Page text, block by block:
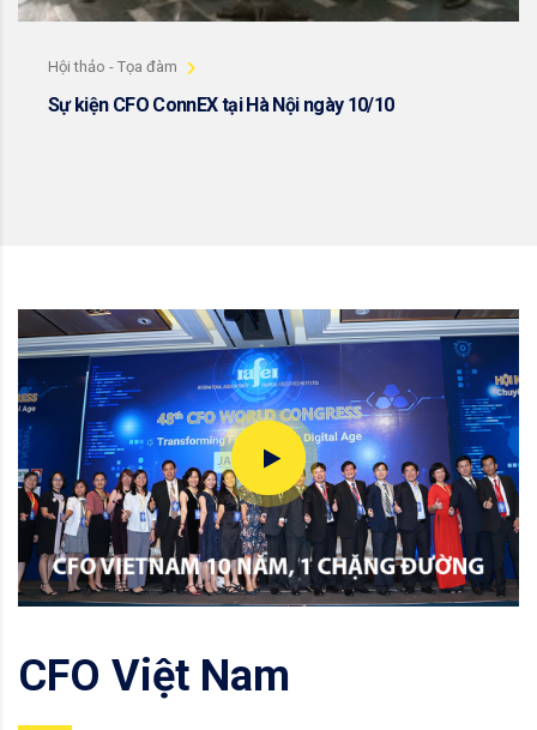
Hội thảo - Tọa đàm
Sự kiện CFO ConnEX tại Hà Nội ngày 10/10
CFO Việt Nam